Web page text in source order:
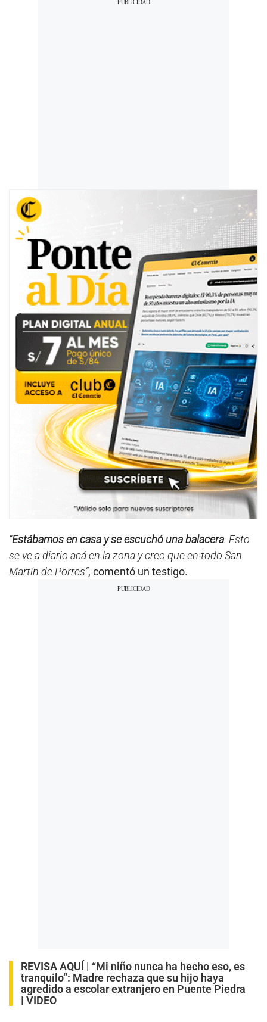
“Estábamos en casa y se escuchó una balacera. Esto
se ve a diario acá en la zona y creo que en todo San
Martín de Porres”, comentó un testigo.
REVISA AQUÍ | “Mi niño nunca ha hecho eso, es
tranquilo”: Madre rechaza que su hijo haya
agredido a escolar extranjero en Puente Piedra
| VIDEO